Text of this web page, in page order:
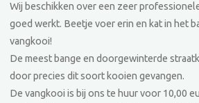
Wij beschikken over een zeer
goed werkt. Beetje voer erin en kat in het
vangkooi!
De meest bange en doorgewinterde
door precies dit soort kooien gevangen.
De vangkooi is bij ons te huur voor 10,00